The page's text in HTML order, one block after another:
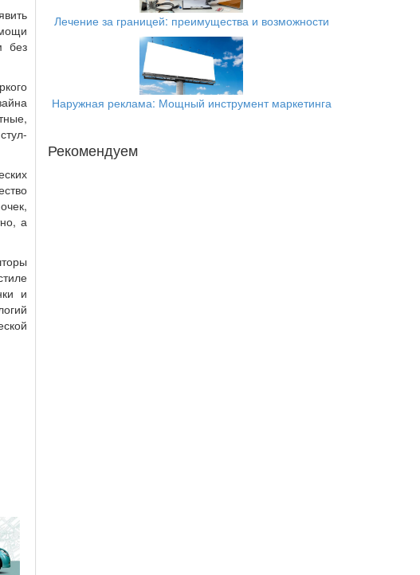
без
а
и
Лечение за границей: преимущества и возможности
Наружная реклама: Мощный инструмент маркетинга
Рекомендуем